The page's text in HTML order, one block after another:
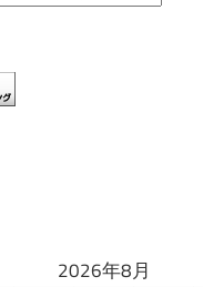
2026年8月